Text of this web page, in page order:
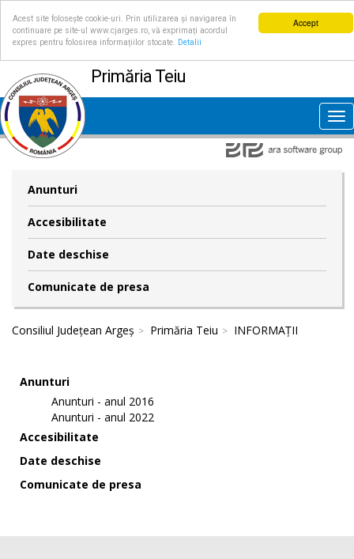
Accept
Acest site folosește cookie-uri. Prin utilizarea și navigarea în
continuare pe site-ul www.cjarges.ro, vă exprimați acordul
expres pentru folosirea informațiilor stocate.
Detalii
Primăria Teiu
Anunturi
Accesibilitate
Date deschise
Comunicate de presa
Consiliul Județean Argeș Primăria Teiu INFORMAȚII
Anunturi
Anunturi - anul 2016
Anunturi - anul 2022
Accesibilitate
Date deschise
Comunicate de presa